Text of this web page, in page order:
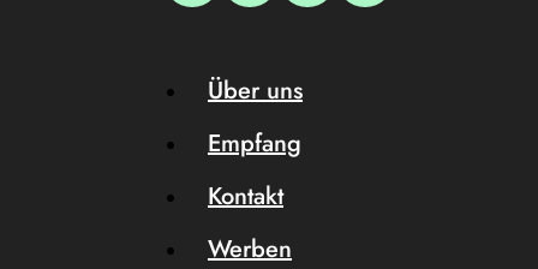
Über uns
Empfang
Kontakt
Werben